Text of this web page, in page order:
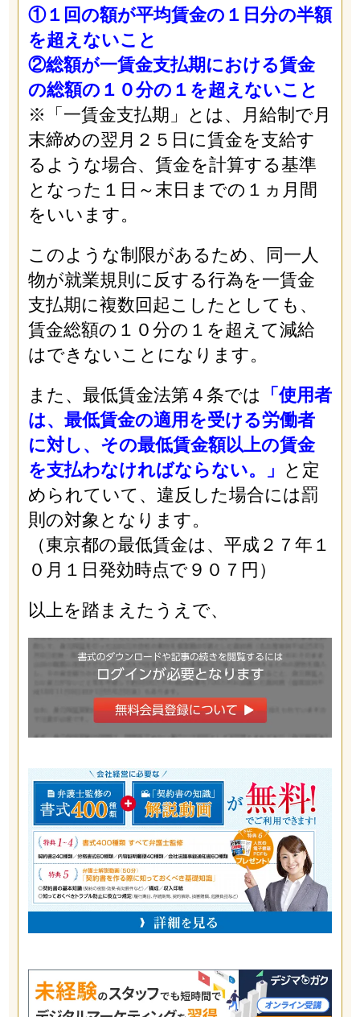
①１回の額が平均賃金の１日分の半額
を超えないこと
②総額が一賃金支払期における賃金
の総額の１０分の１を超えないこと
※「一賃金支払期」とは、月給制で月
末締めの翌月２５日に賃金を支給す
るような場合、賃金を計算する基準
となった１日～末日までの１ヵ月間
をいいます。
このような制限があるため、同一人
物が就業規則に反する行為を一賃金
支払期に複数回起こしたとしても、
賃金総額の１０分の１を超えて減給
はできないことになります。
また、最低賃金法第４条では
「使用者
は、最低賃金の適用を受ける労働者
に対し、その最低賃金額以上の賃金
を支払わなければならない。」 と定
められていて、違反した場合には罰
則の対象となります。
（東京都の最低賃金は、平成２７年１
０月１日発効時点で９０７円）
以上を踏まえたうえで、